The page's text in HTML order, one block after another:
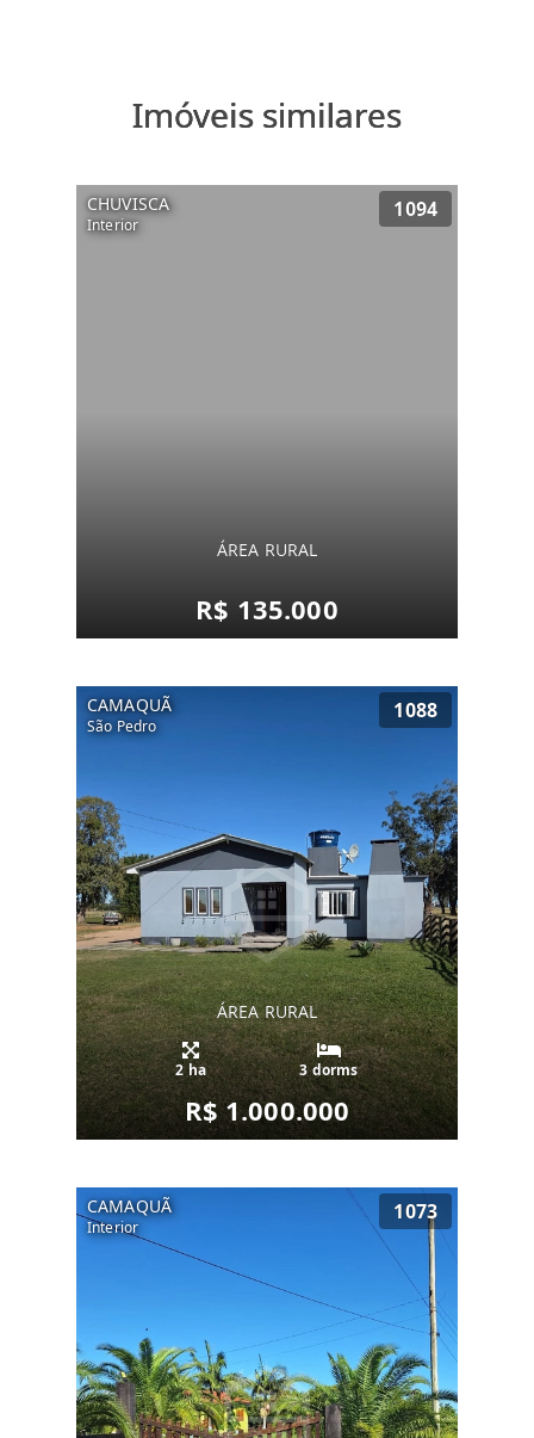
Imóveis similares
CHUVISCA
Interior
1094
ÁREA RURAL
R$ 135.000
CAMAQUÃ
São Pedro
1088
ÁREA RURAL
2 ha 3 dorms
R$ 1.000.000
CAMAQUÃ
Interior
1073